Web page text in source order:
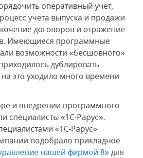
оперативный учет,
учета выпуска и продажи
договоров и отражение
Имеющиеся программные
возможности «бесшовного»
дублировать
это уходило много времени
и внедрении программного
специалисты «1С-Рарус».
«1С-Рарус»
подобрало прикладное
нашей фирмой 8»для